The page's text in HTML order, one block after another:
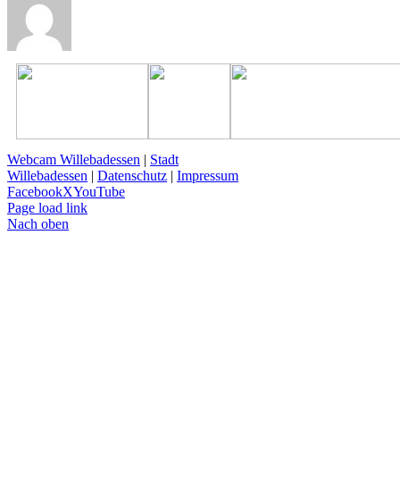
Webcam Willebadessen | Stadt
Willebadessen | Datenschutz | Impressum
FacebookXYouTube
Page load link
Nach oben